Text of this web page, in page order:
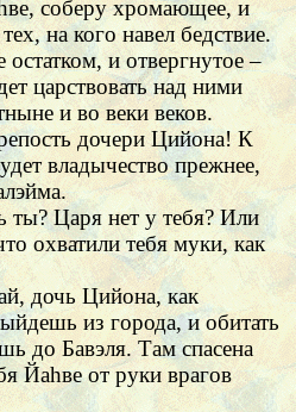
соберу хромающее, и
на кого навел бедствие.
и отвергнутое –
царствовать над ними
и во веки веков.
дочери Цийона! К
владычество прежнее,
Царя нет у тебя? Или
охватили тебя муки, как
дочь Цийона, как
из города, и обитать
до Бавэля. Там спасена
Йаhве от руки врагов